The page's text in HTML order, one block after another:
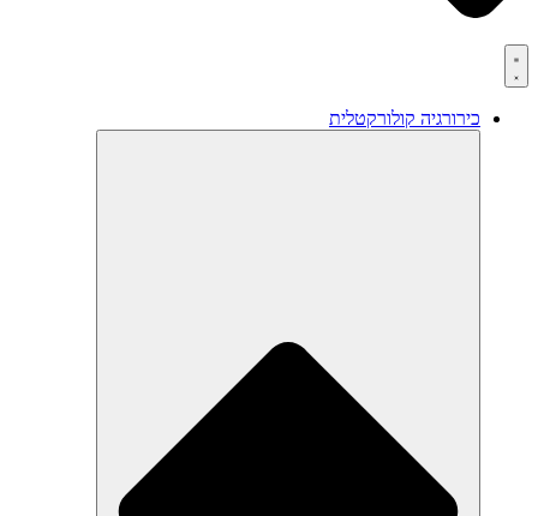
כירורגיה קולורקטלית